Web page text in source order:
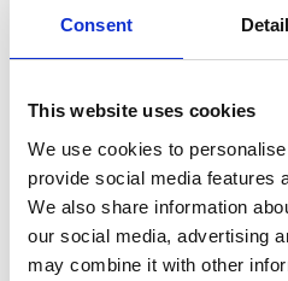
Consent
This website uses cookies
We use cookies to
provide social media features
We also share information
our social media, advertising
may combine it with other
Aantal zitplaatsen
Transmissie
Tellerstand
Aantal versnellingen
Bouwjaar